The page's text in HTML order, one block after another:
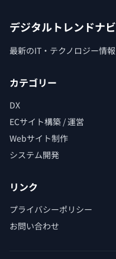
デジタルトレンドナビ
最新のIT・テクノロジー情
カテゴリー
DX
ECサイト構築 / 運営
Webサイト制作
システム開発
リンク
プライバシーポリシー
お問い合わせ